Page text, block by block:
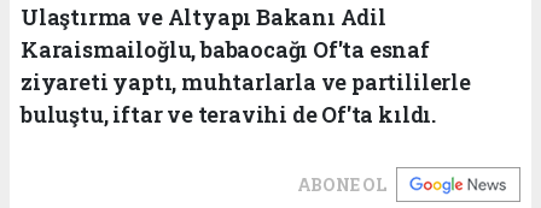
Ulaştırma ve Altyapı Bakanı Adil
Karaismailoğlu, babaocağı Of'ta esnaf
ziyareti yaptı, muhtarlarla ve partililerle
buluştu, iftar ve teravihi de Of'ta kıldı.
ABONE OL